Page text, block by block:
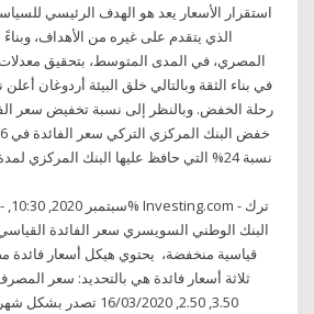
الذي يتقدم على غيره من الأهداف، وبناءً
المصري، في المدى المتوسط، بتحقيق
في بناء الثقة وبالتالي خلق البيئة أردوغان
رحلة الخفض. وبالنظر إلى نسبة تخفيض سعر
البنك الوطني السويسري سعر الفائدة
قياسية منخفضة، يحتوي هيكل أسعار
ثلاثة أسعار فائدة هي بالتحديد: سعر
3.50, 2.50, 16/03/2020